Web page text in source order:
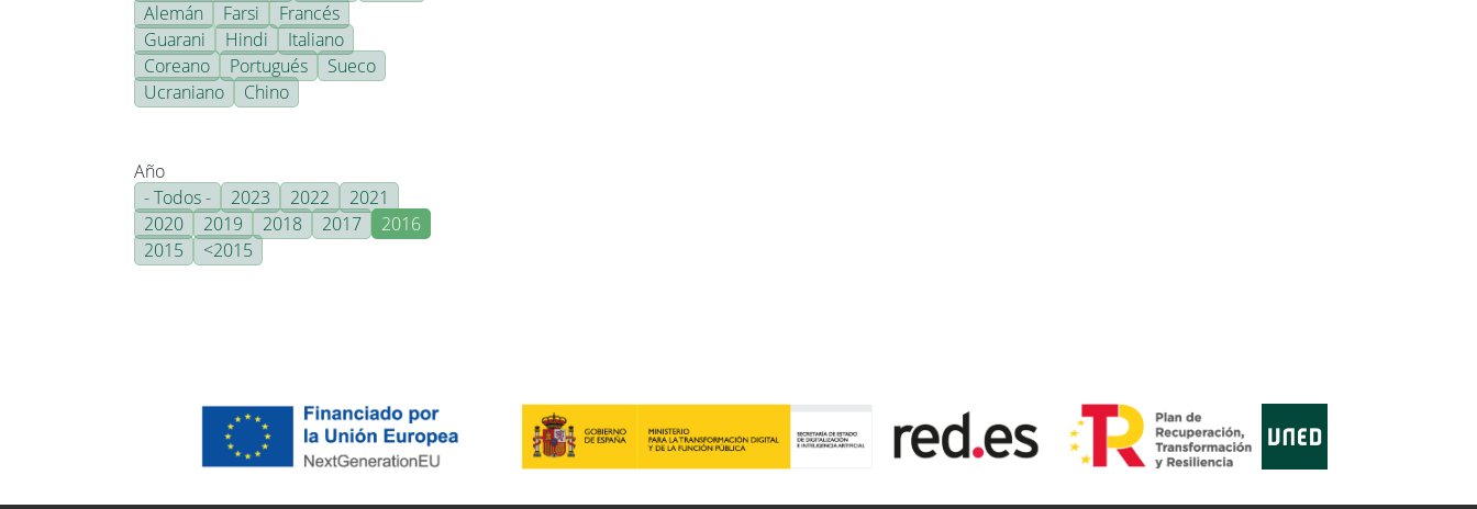
Alemán
Farsi
Francés
Guarani
Hindi
Italiano
Coreano
Portugués
Sueco
Ucraniano
Chino
Año
- Todos -
2023 2022
2021
2020
2019 2018 2017
2016
2015
<2015